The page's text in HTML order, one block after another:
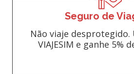
Seguro de
Não viaje desprotegido.
VIAJESIM e ganhe 5%